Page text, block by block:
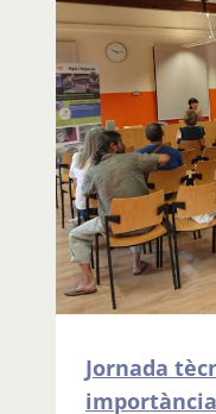
Jornada